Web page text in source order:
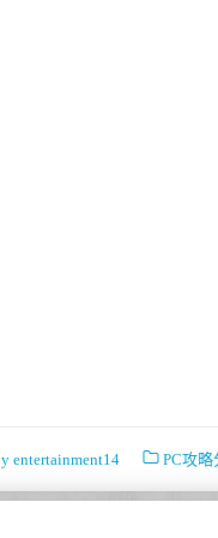
entertainment14 PC攻略